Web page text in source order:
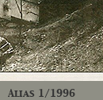
Alias 1/1996